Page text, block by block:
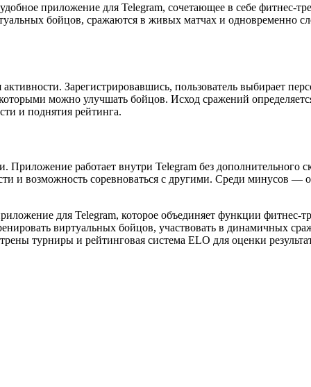
приложение для Telegram, сочетающее в себе фитнес-
бойцов, сражаются в живых матчах и одновременно
Зарегистрировавшись, пользователь выбирает
можно улучшать бойцов. Исход сражений
и поднятия рейтинга.
Приложение работает внутри Telegram без
и возможность соревноваться с другими. Среди минусов —
для Telegram, которое объединяет функции фитнес-
виртуальных бойцов, участвовать в динамичных
турниры и рейтинговая система ELO для оценки